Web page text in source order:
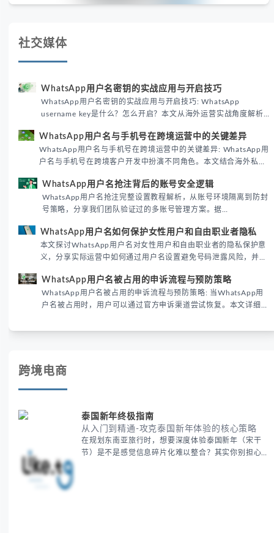
社交媒体
WhatsApp用户名密钥的实战应用与开启技巧
WhatsApp用户名密钥的实战应用与开启技巧: WhatsApp
username key是什么？怎么开启？本文从海外运营实战角度解析
境团队高效触达目标客户。
WhatsApp用户名与手机号在跨境运营中的关键差异
WhatsApp用户名与手机号在跨境运营中的关键差异: WhatsApp用
户名与手机号在跨境客户开发中扮演不同角色。本文结合海外私域
际差异，帮助团队优化WhatsApp营销策略。
WhatsApp用户名抢注背后的账号安全逻辑
WhatsApp用户名抢注完整设置教程解析，从账号环境隔离到防封
号策略，分享我们团队验证过的多账号管理方案。据
性直接影响转化率。
WhatsApp用户名如何保护女性用户和自由职业者隐私
本文探讨WhatsApp用户名对女性用户和自由职业者的隐私保护意
义，分享实际运营中如何通过用户名设置避免号码泄露风险，并提
已成为全球数字沟通的首要考量。
WhatsApp用户名被占用的申诉流程与预防策略
WhatsApp用户名被占用的申诉流程与预防策略: 当WhatsApp用
户名被占用时，用户可以通过官方申诉渠道尝试恢复。本文详细解
账号安全。
跨境电商
泰国新年终极指南
从入门到精通-攻克泰国新年体验的核心策略
在规划东南亚旅行时，想要深度体验泰国新年（宋干
节）是不是感觉信息碎片化难以整合？其实你别担心，